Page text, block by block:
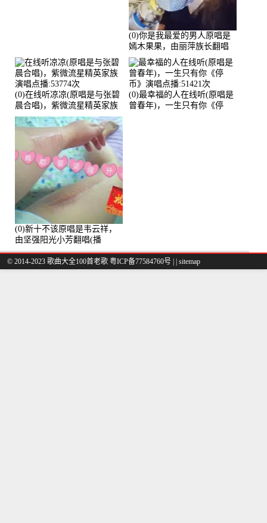
(0)你是我最爱的男人原唱是
嫣木果果，由丽萍族长翻唱
(播放:56258)
(0)在线听凉凉(原唱是与张碧
晨合唱)，紫微流星精英家族
演唱点播:53774次
(0)最幸福的人在线听(原唱是
曾春年)，一生只有你《停
(0)新十不该原唱是韦云祥，
由坚强阳光小芳翻唱(播
放:49861)
© 2014-2023 歌曲大全100首老歌 粤ICP备77584760号 sitemap